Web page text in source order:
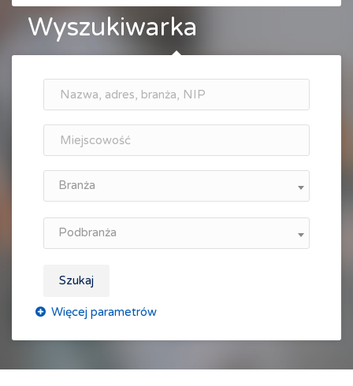
Wyszukiwarka
Branża
Podbranża
Szukaj